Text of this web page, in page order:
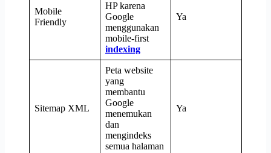
Mobile
Friendly
HP karena
Google
menggunakan
mobile-first
indexing
Ya
Sitemap XML
Peta website
yang
membantu
Google
menemukan
dan
mengindeks
semua halaman
Ya